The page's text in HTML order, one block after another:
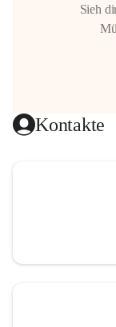
Sieh
Kontakte